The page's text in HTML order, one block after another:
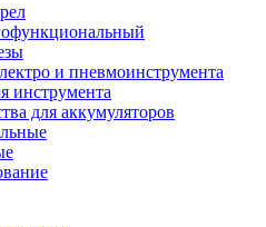
и мониторы автомобильные
провода, кабели,
инструмент
зарядные устройства,
и манометры
и адаптеры прикуривателя
и пневмоинструмента
инструмента
для аккумуляторов